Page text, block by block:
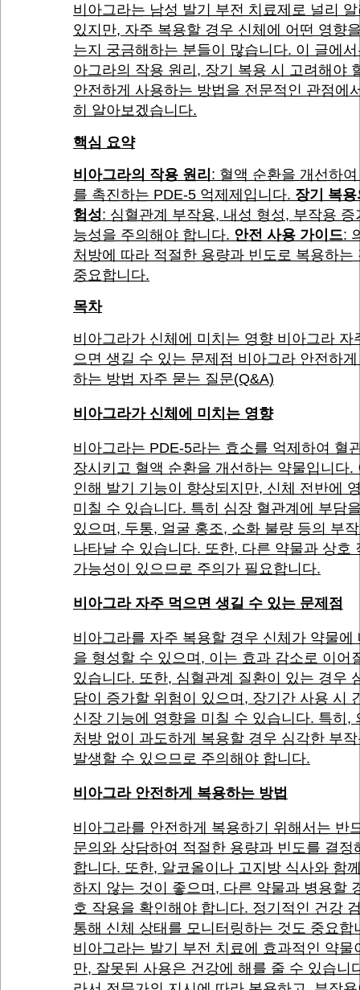
비아그라는 남성 발기 부전 치료제로 널리
있지만, 자주 복용할 경우 신체에 어떤 영향
는지 궁금해하는 분들이 많습니다. 이 글에
아그라의 작용 원리, 장기 복용 시 고려해야
안전하게 사용하는 방법을 전문적인 관점에
히 알아보겠습니다.
핵심 요약
비아그라의 작용 원리 : 혈액 순환을 개선하
를 촉진하는 PDE-5 억제제입니다. 장기 복
험성: 심혈관계 부작용, 내성 형성, 부작용 증
능성을 주의해야 합니다. 안전 사용 가이드:
처방에 따라 적절한 용량과 빈도로 복용하는
중요합니다.
목차
비아그라가 신체에 미치는 영향 비아그라 자
으면 생길 수 있는 문제점 비아그라 안전하
하는 방법 자주 묻는 질문(Q&A)
비아그라가 신체에 미치는 영향
비아그라는 PDE-5라는 효소를 억제하여 혈
장시키고 혈액 순환을 개선하는 약물입니다.
인해 발기 기능이 향상되지만, 신체 전반에
미칠 수 있습니다. 특히 심장 혈관계에 부담
있으며, 두통, 얼굴 홍조, 소화 불량 등의 부
나타날 수 있습니다. 또한, 다른 약물과 상호
가능성이 있으므로 주의가 필요합니다.
비아그라 자주 먹으면 생길 수 있는 문제점
비아그라를 자주 복용할 경우 신체가 약물에
을 형성할 수 있으며, 이는 효과 감소로 이어
있습니다. 또한, 심혈관계 질환이 있는 경우
담이 증가할 위험이 있으며, 장기간 사용 시
신장 기능에 영향을 미칠 수 있습니다. 특히,
처방 없이 과도하게 복용할 경우 심각한 부
발생할 수 있으므로 주의해야 합니다.
비아그라 안전하게 복용하는 방법
비아그라를 안전하게 복용하기 위해서는 반
문의와 상담하여 적절한 용량과 빈도를 결정
합니다. 또한, 알코올이나 고지방 식사와 함
하지 않는 것이 좋으며, 다른 약물과 병용할
호 작용을 확인해야 합니다. 정기적인 건강
통해 신체 상태를 모니터링하는 것도 중요합
비아그라는 발기 부전 치료에 효과적인 약물
만, 잘못된 사용은 건강에 해를 줄 수 있습니